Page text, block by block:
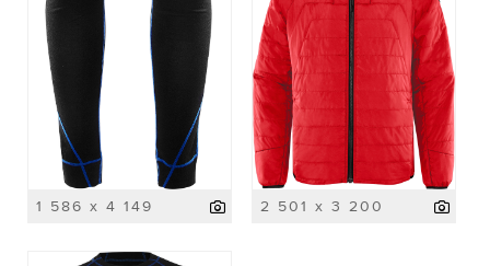
1 586 x 4 149 2 501 x 3 200